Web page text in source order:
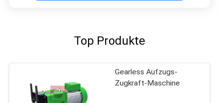
Top Produkte
Gearless Aufzugs-
Zugkraft-Maschine